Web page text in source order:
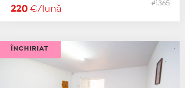
220€/lună
#1365
ÎNCHIRIAT